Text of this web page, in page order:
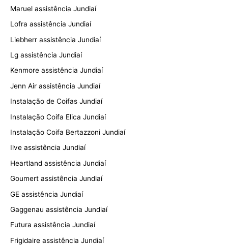
Maruel assistência Jundiaí
Lofra assistência Jundiaí
Liebherr assistência Jundiaí
Lg assistência Jundiaí
Kenmore assistência Jundiaí
Jenn Air assistência Jundiaí
Instalação de Coifas Jundiaí
Instalação Coifa Elica Jundiaí
Instalação Coifa Bertazzoni Jundiaí
Ilve assistência Jundiaí
Heartland assistência Jundiaí
Goumert assistência Jundiaí
GE assistência Jundiaí
Gaggenau assistência Jundiaí
Futura assistência Jundiaí
Frigidaire assistência Jundiaí